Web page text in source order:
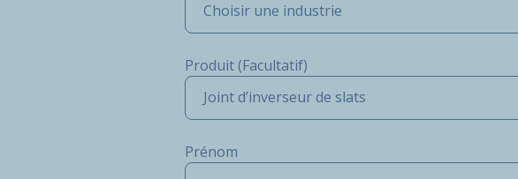
Choisir une industrie
Produit (Facultatif)
Joint d’inverseur de slats
Prénom